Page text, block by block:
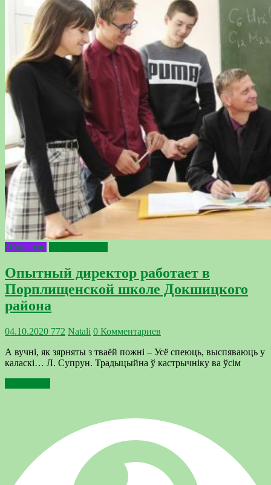
Общество
Опытный директор работает в
Порплищенской школе Докшицкого
района
04.10.2020 772 Natali 0 Комментариев
А вучні, як зярняты з тваёй пожні – Усё спеюць, выспяваюць у
каласкі… Л. Супрун. Традыцыйна ў кастрычніку ва ўсім